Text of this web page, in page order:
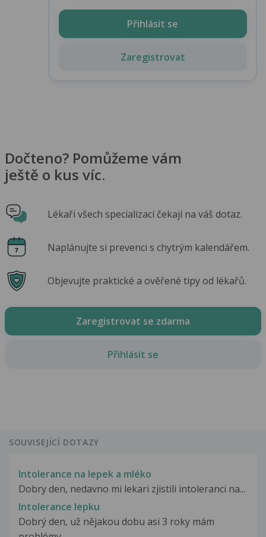
Přihlásit se
Zaregistrovat
Dočteno? Pomůžeme vám
ještě o kus víc.
Lékaři všech specializací čekají na váš dotaz.
Naplánujte si prevenci s chytrým kalendářem.
Objevujte praktické a ověřené tipy od lékařů.
Zaregistrovat se zdarma
Přihlásit se
SOUVISEJÍCÍ DOTAZY
Intolerance na lepek a mléko
Dobry den, nedavno mi lekari zjistili intoleranci na...
Intolerance lepku
Dobrý den, už nějakou dobu asi 3 roky mám